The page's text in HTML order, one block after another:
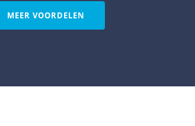
MEER VOORDELEN